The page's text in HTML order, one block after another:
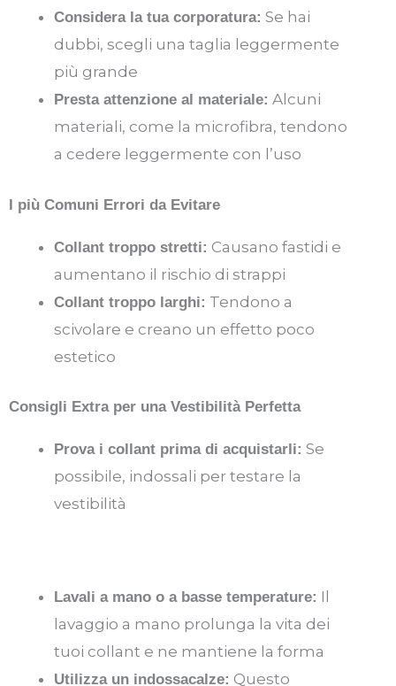
Considera la tua corporatura: Se hai
dubbi, scegli una taglia leggermente
più grande
Presta attenzione al materiale: Alcuni
materiali, come la microfibra, tendono
a cedere leggermente con l’uso
I più Comuni Errori da Evitare
Collant troppo stretti: Causano fastidi e
aumentano il rischio di strappi
Collant troppo larghi: Tendono a
scivolare e creano un effetto poco
estetico
Consigli Extra per una Vestibilità Perfetta
Prova i collant prima di acquistarli: Se
possibile, indossali per testare la
vestibilità
Lavali a mano o a basse temperature: Il
lavaggio a mano prolunga la vita dei
tuoi collant e ne mantiene la forma
Utilizza un indossacalze: Questo